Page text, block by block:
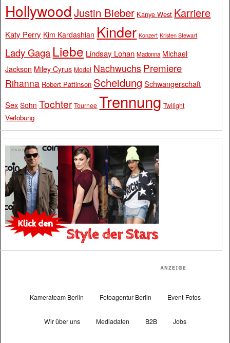
Hollywood Justin Bieber Kanye West Karriere
Katy Perry Kim Kardashian Kinder Konzert Kristen Stewart
Lady Gaga Liebe Lindsay Lohan Madonna Michael
Jackson Miley Cyrus Model Nachwuchs Premiere
Rihanna Robert Pattinson Scheidung Schwangerschaft
Sex Sohn Tochter Tournee Trennung Twilight
Verlobung
Kamerateam Berlin Fotoagentur Berlin Event-Fotos
Wir über uns Mediadaten B2B Jobs